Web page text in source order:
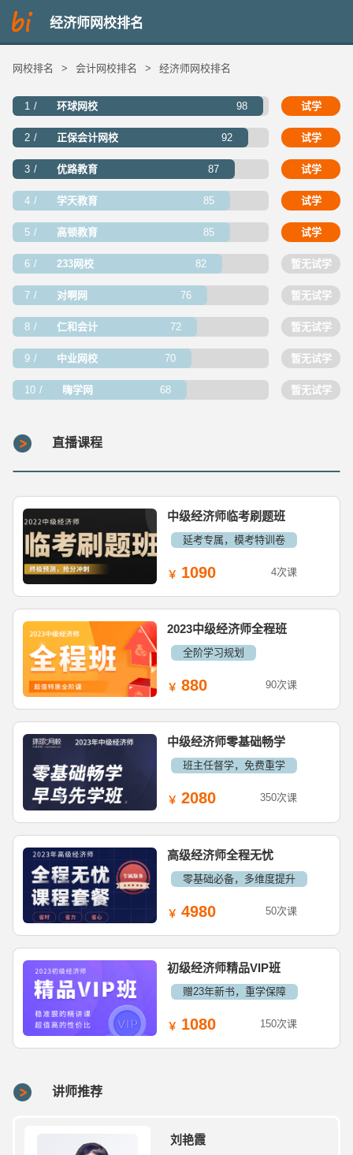
经济师网校排名
网校排名 > 会计网校排名 > 经济师网校排名
1 环球网校 98 试学
2 正保会计网校 92 试学
3 优路教育 87 试学
4 学天教育 85 试学
5 高顿教育 85 试学
6 233网校 82 暂无试学
7 对啊网 76 暂无试学
8 仁和会计 72 暂无试学
9 中业网校 70 暂无试学
10 嗨学网 68 暂无试学
直播课程
中级经济师临考刷题班
延考专属，模考特训卷
1090 4次课
2023中级经济师全程班
全阶学习规划
880 90次课
中级经济师零基础畅学
班主任督学，免费重学
2080 350次课
高级经济师全程无忧
零基础必备，多维度提升
4980 50次课
初级经济师精品VIP班
赠23年新书，重学保障
1080 150次课
讲师推荐
刘艳霞